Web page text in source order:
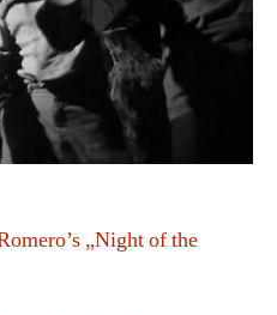
„Night of the